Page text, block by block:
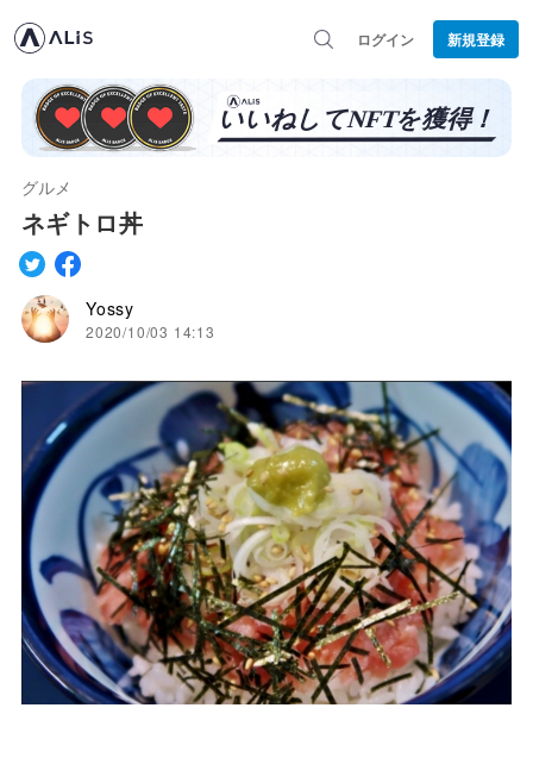
ログイン 新規登録
グルメ
ネギトロ丼
Yossy
2020/10/03 14:13